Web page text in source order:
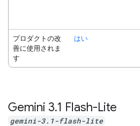
プロダクトの改
善に使用されま
す
はい
Gemini 3.1 Flash-Lite
gemini-3.1-flash-lite